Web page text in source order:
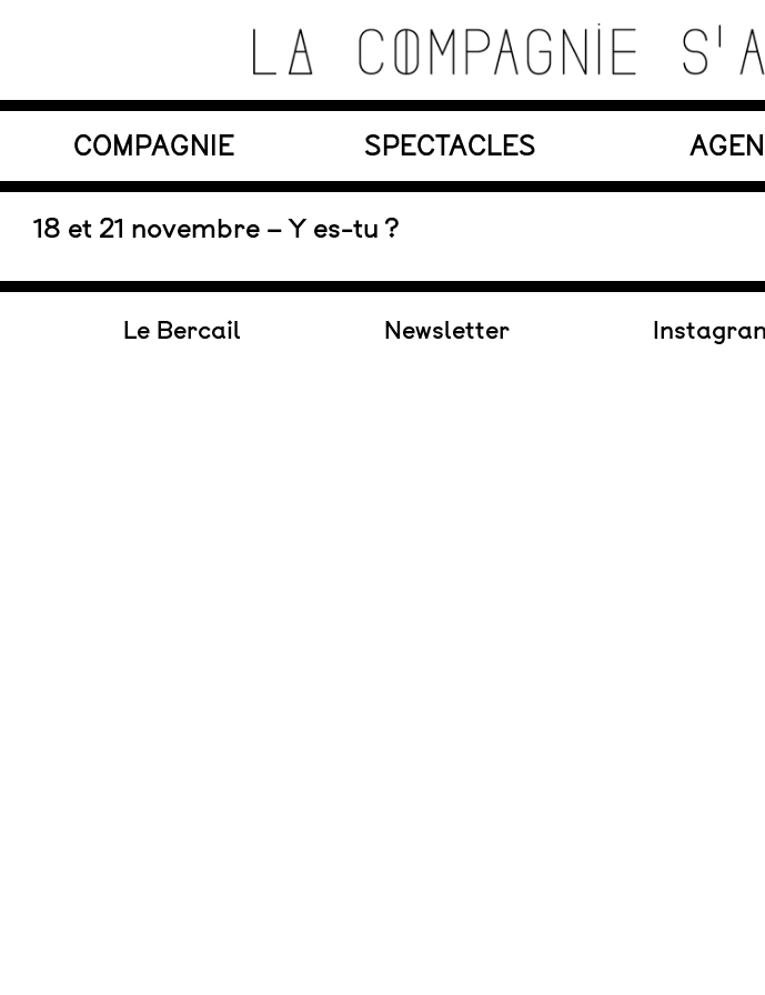
La Compagnie s'Appelle
Reviens
Théâtre de recherche où se croisent marionnettes, matériaux, machines,
COMPAGNIE SPECTACLES
En tournée
18 et 21 novembre – Y es-tu ?
Le Bercail Newsletter